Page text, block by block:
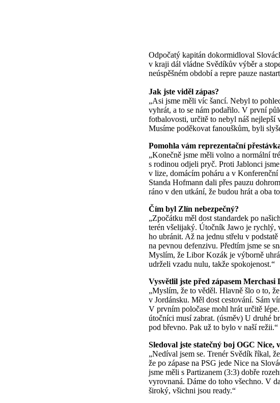
Odpočatý kapitán dokormidloval
v kraji dál vládne Svědíkův výběr a
neúspěšném období a repre pauze
Jak jste viděl zápas?
„Asi jsme měli víc šancí. Nebyl to
vyhrát, a to se nám podařilo. V první
fotbalovosti, určitě to nebyl náš nejlepší
Musíme poděkovat fanouškům, byli
Pomohla vám reprezentační
„Konečně jsme měli volno a normální
s rodinou odjeli pryč. Proti Jablonci
v lize, domácím poháru a v
Standa Hofmann dali přes pauzu
ráno v den utkání, že budou hrát a oba
Čím byl Zlín nebezpečný?
„Zpočátku měl dost standardek po
terén všelijaký. Útočník Jawo je rychlý,
ho ubránit. Až na jednu střelu v
na pevnou defenzivu. Předtím jsme se
Myslím, že Libor Kozák je výborně
udrželi vzadu nulu, takže spokojenost.“
Vysvětlil jste před zápasem
„Myslím, že to věděl. Hlavně šlo o to,
v Jordánsku. Měl dost cestování. Sám
V prvním poločase mohl hrát určitě
útočníci musí zabrat. (úsměv) U druhé
pod břevno. Pak už to bylo v naší režii.“
Sledoval jste statečný boj OGC Nice,
„Nedíval jsem se. Trenér Svědík říkal,
že po zápase na PSG jede Nice na
jsme měli s Partizanem (3:3) dobře
vyrovnaná. Dáme do toho všechno. V
široký, všichni jsou ready.“